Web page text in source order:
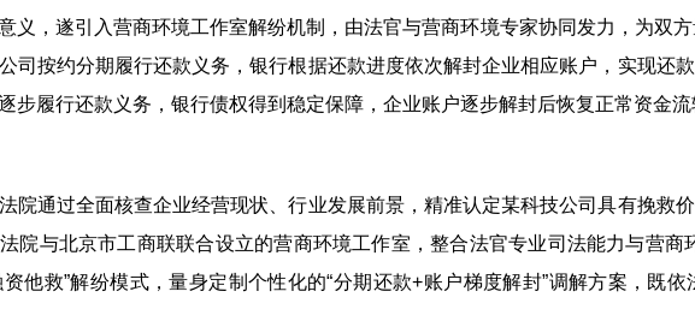
义，遂引入营商环境工作室解纷机制，由法官与营商环境专家协同发力，为双
司按约分期履行还款义务，银行根据还款进度依次解封企业相应账户，实现还
步履行还款义务，银行债权得到稳定保障，企业账户逐步解封后恢复正常资金
通过全面核查企业经营现状、行业发展前景，精准认定某科技公司具有挽救
院与北京市工商联联合设立的营商环境工作室，整合法官专业司法能力与营商
他救”解纷模式，量身定制个性化的“分期还款+账户梯度解封”调解方案，既